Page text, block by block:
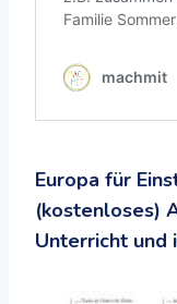
Europa für
(kostenloses)
Unterricht und